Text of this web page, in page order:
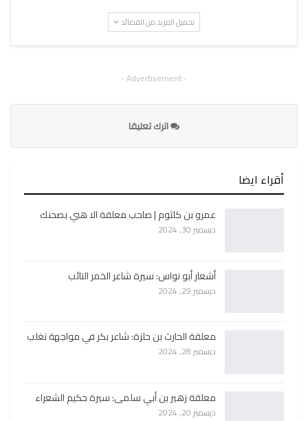
تحميل المزيد من القصائد
- Advertisement -
اترك تعليقا
أقراء ايضا
عمرو بن كلثوم | صاحب معلقة الا هبي بصحنك
ديسمبر 30, 2024
أشعار أبو نواس: سيرة شاعر الخمر التائب
ديسمبر 29, 2024
معلقة الحارث بن حلزة: شاعر بكر في مواجهة تغلب
ديسمبر 28, 2024
معلقة زهير بن أبي سلمى: سيرة حكيم الشعراء
ديسمبر 20, 2024